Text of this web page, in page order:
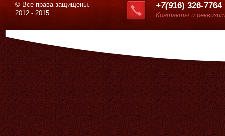
© Все права защищены.
2012 - 2015
+7(916) 326-7764
Контакты и